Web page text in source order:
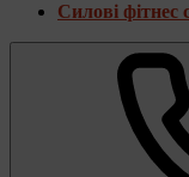
Силові фітнес